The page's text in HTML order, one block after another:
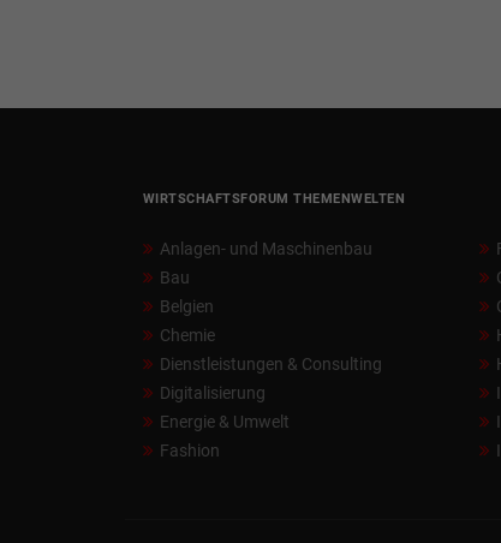
WIRTSCHAFTSFORUM THEMENWELTEN
Anlagen- und Maschinenbau
Bau
Belgien
Chemie
Dienstleistungen & Consulting
Digitalisierung
Energie & Umwelt
Fashion